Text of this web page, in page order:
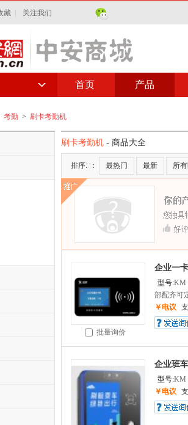
藏 关注我们
首页 产品
考勤 > 刷卡考勤机
刷卡考勤机 - 商品大全
排序: ： 最热门 最新 所
批量询价
企业一
型号:KM
部配齐可
￥电议
企业班
型号:KM
￥电议